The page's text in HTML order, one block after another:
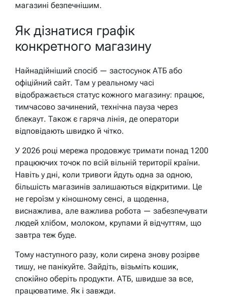
магазині безпечнішим.
Як дізнатися графік
конкретного магазину
Найнадійніший спосіб — застосунок АТБ або
офіційний сайт. Там у реальному часі
відображається статус кожного магазину: працює,
тимчасово зачинений, технічна пауза через
блекаут. Також є гаряча лінія, де оператори
відповідають швидко й чітко.
У 2026 році мережа продовжує тримати понад 1200
працюючих точок по всій вільній території країни.
Навіть у дні, коли тривоги йдуть одна за одною,
більшість магазинів залишаються відкритими. Це
не героїзм у кіношному сенсі, а щоденна,
виснажлива, але важлива робота — забезпечувати
людей хлібом, молоком, крупами й відчуттям, що
завтра теж буде.
Тому наступного разу, коли сирена знову розірве
тишу, не панікуйте. Зайдіть, візьміть кошик,
спокійно оберіть продукти. АТБ, швидше за все,
працюватиме. Як і завжди.